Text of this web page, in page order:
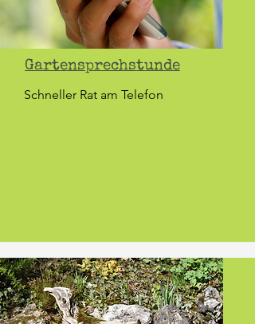
Gartensprechstunde
Schneller Rat am Telefon